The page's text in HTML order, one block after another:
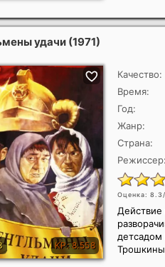
удачи (1971)
Качество:
Время:
Год:
Жанр:
Страна:
Режиссер:
Оценка:
Действие
детсадом